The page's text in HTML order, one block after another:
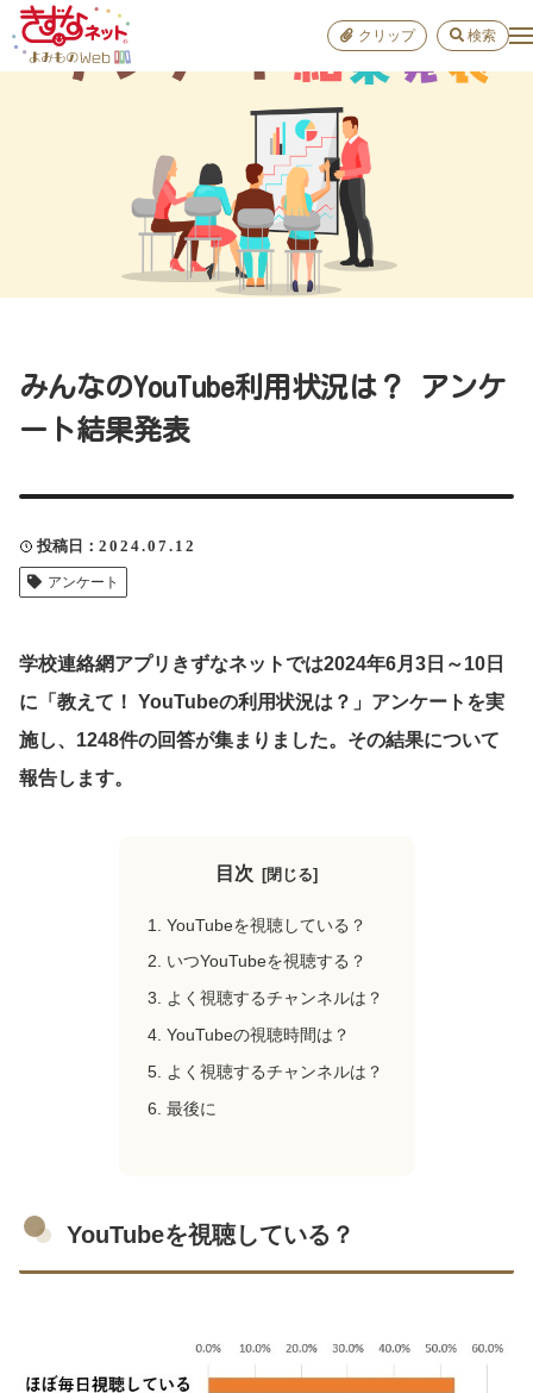
みんなのYouTube利用状況は？ アンケ
ート結果発表
投稿日 2024.07.12
アンケート
学校連絡網アプリきずなネットでは2024年6月3日～10日
に「教えて！ YouTubeの利用状況は？」アンケートを実
施し、1248件の回答が集まりました。その結果について
報告します。
目次
YouTubeを視聴している？
いつYouTubeを視聴する？
よく視聴するチャンネルは？
YouTubeの視聴時間は？
よく視聴するチャンネルは？
最後に
YouTubeを視聴している？
クリップ 検索
おすすめ
学び
進路
感想・声を送る